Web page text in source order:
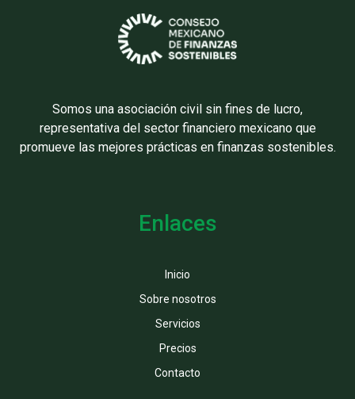
Somos una asociación civil sin fines de lucro,
representativa del sector financiero mexicano que
promueve las mejores prácticas en finanzas sostenibles.
Enlaces
Inicio
Sobre nosotros
Servicios
Precios
Contacto